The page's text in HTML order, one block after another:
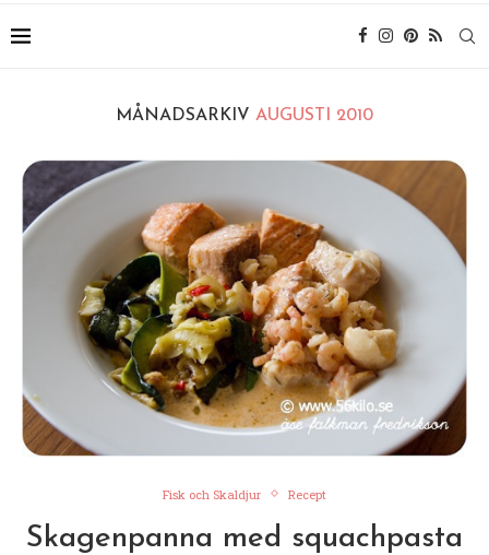
MÅNADSARKIV AUGUSTI 2010
Fisk och Skaldjur Recept
Skagenpanna med squachpasta